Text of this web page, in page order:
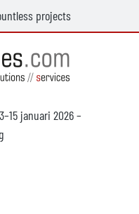
projects
januari 2026 –